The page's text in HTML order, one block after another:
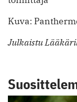
Kuva:
Julkaistu